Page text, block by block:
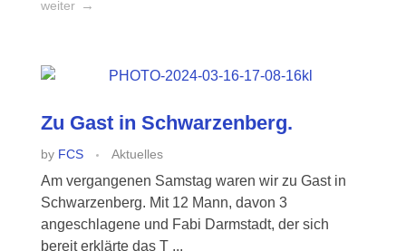
weiter
Zu Gast in Schwarzenberg.
by FCS Aktuelles
Am vergangenen Samstag waren wir zu Gast in
Schwarzenberg. Mit 12 Mann, davon 3
angeschlagene und Fabi Darmstadt, der sich
bereit erklärte das T ...